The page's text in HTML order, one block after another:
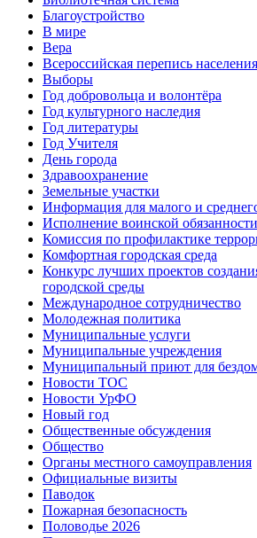
Благоустройство
В мире
Вера
Всероссийская перепись населения
Выборы
Год добровольца и волонтёра
Год культурного наследия
Год литературы
Год Учителя
День города
Здравоохранение
Земельные участки
Информация для малого и
Исполнение воинской обязанности
Комиссия по профилактике
Комфортная городская среда
Конкурс лучших проектов
городской среды
Международное сотрудничество
Молодежная политика
Муниципальные услуги
Муниципальные учреждения
Муниципальный приют для
Новости ТОС
Новости УрФО
Новый год
Общественные обсуждения
Общество
Органы местного самоуправления
Официальные визиты
Паводок
Пожарная безопасность
Половодье 2026